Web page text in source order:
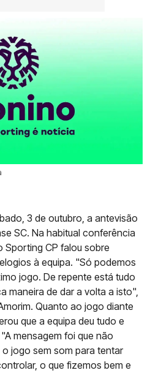
3 de outubro, a antevisão
SC. Na habitual conferência
Sporting CP falou sobre
à equipa. "Só podemos
jogo. De repente está tudo
maneira de dar a volta a isto",
Quanto ao jogo diante
que a equipa deu tudo e
mensagem foi que não
jogo sem som para tentar
o que fizemos bem e